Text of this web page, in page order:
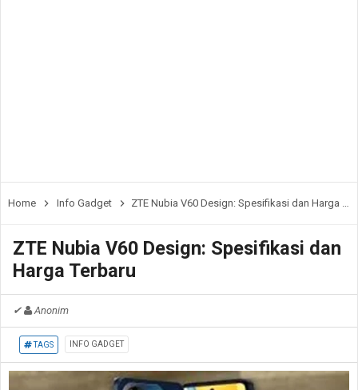
Home Info Gadget ZTE Nubia V60 Design: Spesifikasi dan Harga Terbaru
ZTE Nubia V60 Design: Spesifikasi dan
Harga Terbaru
✔ Anonim
TAGS INFO GADGET